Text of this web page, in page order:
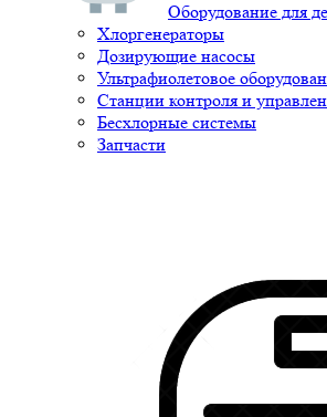
Оборудование для
Хлоргенераторы
Дозирующие насосы
Ультрафиолетовое
Станции контроля и
Бесхлорные системы
Запчасти